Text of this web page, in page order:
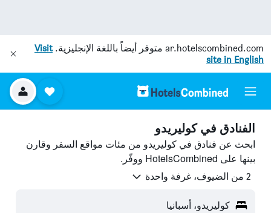
ar.hotelscombined.com متوفر أيضاً باللغة الإنجليزية.Visit
site in English
الفنادق في كوليريدو
ابحث عن فنادق في كوليريدو من مئات مواقع السفر وقارن
بينها على HotelsCombined ووفّر.
2 من الضيوف، غرفة واحدة
كوليريدو، أسبانيا